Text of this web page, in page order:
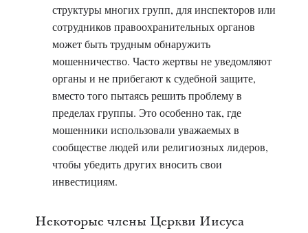
структуры многих групп, для инспекторов или
сотрудников правоохранительных органов
может быть трудным обнаружить
мошенничество. Часто жертвы не уведомляют
органы и не прибегают к судебной защите,
вместо того пытаясь решить проблему в
пределах группы. Это особенно так, где
мошенники использовали уважаемых в
сообществе людей или религиозных лидеров,
чтобы убедить других вносить свои
инвестициям.
Некоторые члены Церкви Иисуса